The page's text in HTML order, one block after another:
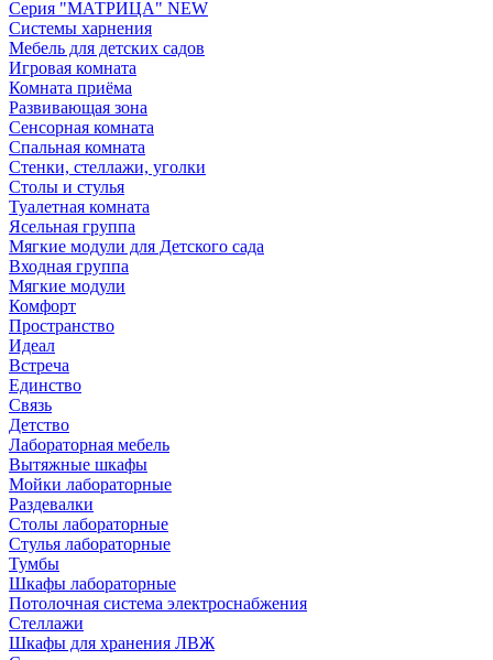
Серия "МАТРИЦА" NEW
Системы харнения
Мебель для детских садов
Игровая комната
Комната приёма
Развивающая зона
Сенсорная комната
Спальная комната
Стенки, стеллажи, уголки
Столы и стулья
Туалетная комната
Ясельная группа
Мягкие модули для Детского сада
Входная группа
Мягкие модули
Комфорт
Пространство
Идеал
Встреча
Единство
Связь
Детство
Лабораторная мебель
Вытяжные шкафы
Мойки лабораторные
Раздевалки
Столы лабораторные
Стулья лабораторные
Тумбы
Шкафы лабораторные
Потолочная система электроснабжения
Стеллажи
Шкафы для хранения ЛВЖ